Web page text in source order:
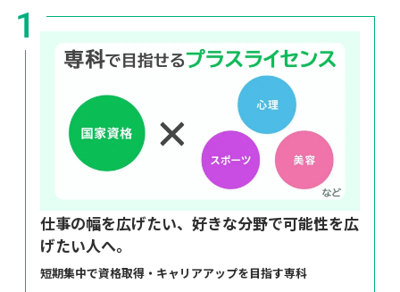
1
仕事の幅を広げたい、好きな分野で可能性を広
げたい人へ。
短期集中で資格取得・キャリアアップを目指す専科